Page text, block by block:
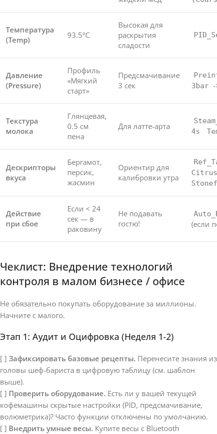
Температура
(Temp)
93.5°C
Высокая для
раскрытия
сладости
Давление
(Pressure)
Профиль
«Мягкий
старт»
Предсмачивание
3 сек
3bar
Текстура
молока
Глянцевая,
0.5 см
пена
Для латте-арта
4s
Дескрипторы
вкуса
Бергамот,
персик,
жасмин
Ориентир для
калибровки утра
Действие
при сбое
Если < 24
сек — в
раковину
Не подавать
гостю!
(если
Чеклист: Внедрение технологий
контроля в малом бизнесе / офисе
Не обязательно покупать оборудование за миллионы.
Начните с малого.
Этап 1: Аудит и Оцифровка (Неделя 1-2)
[ ] Зафиксировать базовые рецепты. Перенесите знания из
головы шеф-бариста в цифровую таблицу (см. шаблон
выше).
[ ] Проверить оборудование. Есть ли у вашей текущей
кофемашины скрытые настройки (PID, предсмачивание,
волюметрика)? Часто функции отключены по умолчанию.
[ ] Внедрить умные весы. Купите весы с Bluetooth